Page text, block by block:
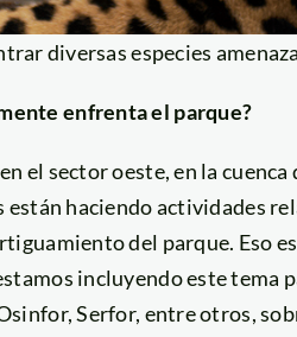
diversas especies
enfrenta el parque?
el sector oeste, en la
haciendo actividades
del parque. Eso
incluyendo este tema
Serfor, entre otros,